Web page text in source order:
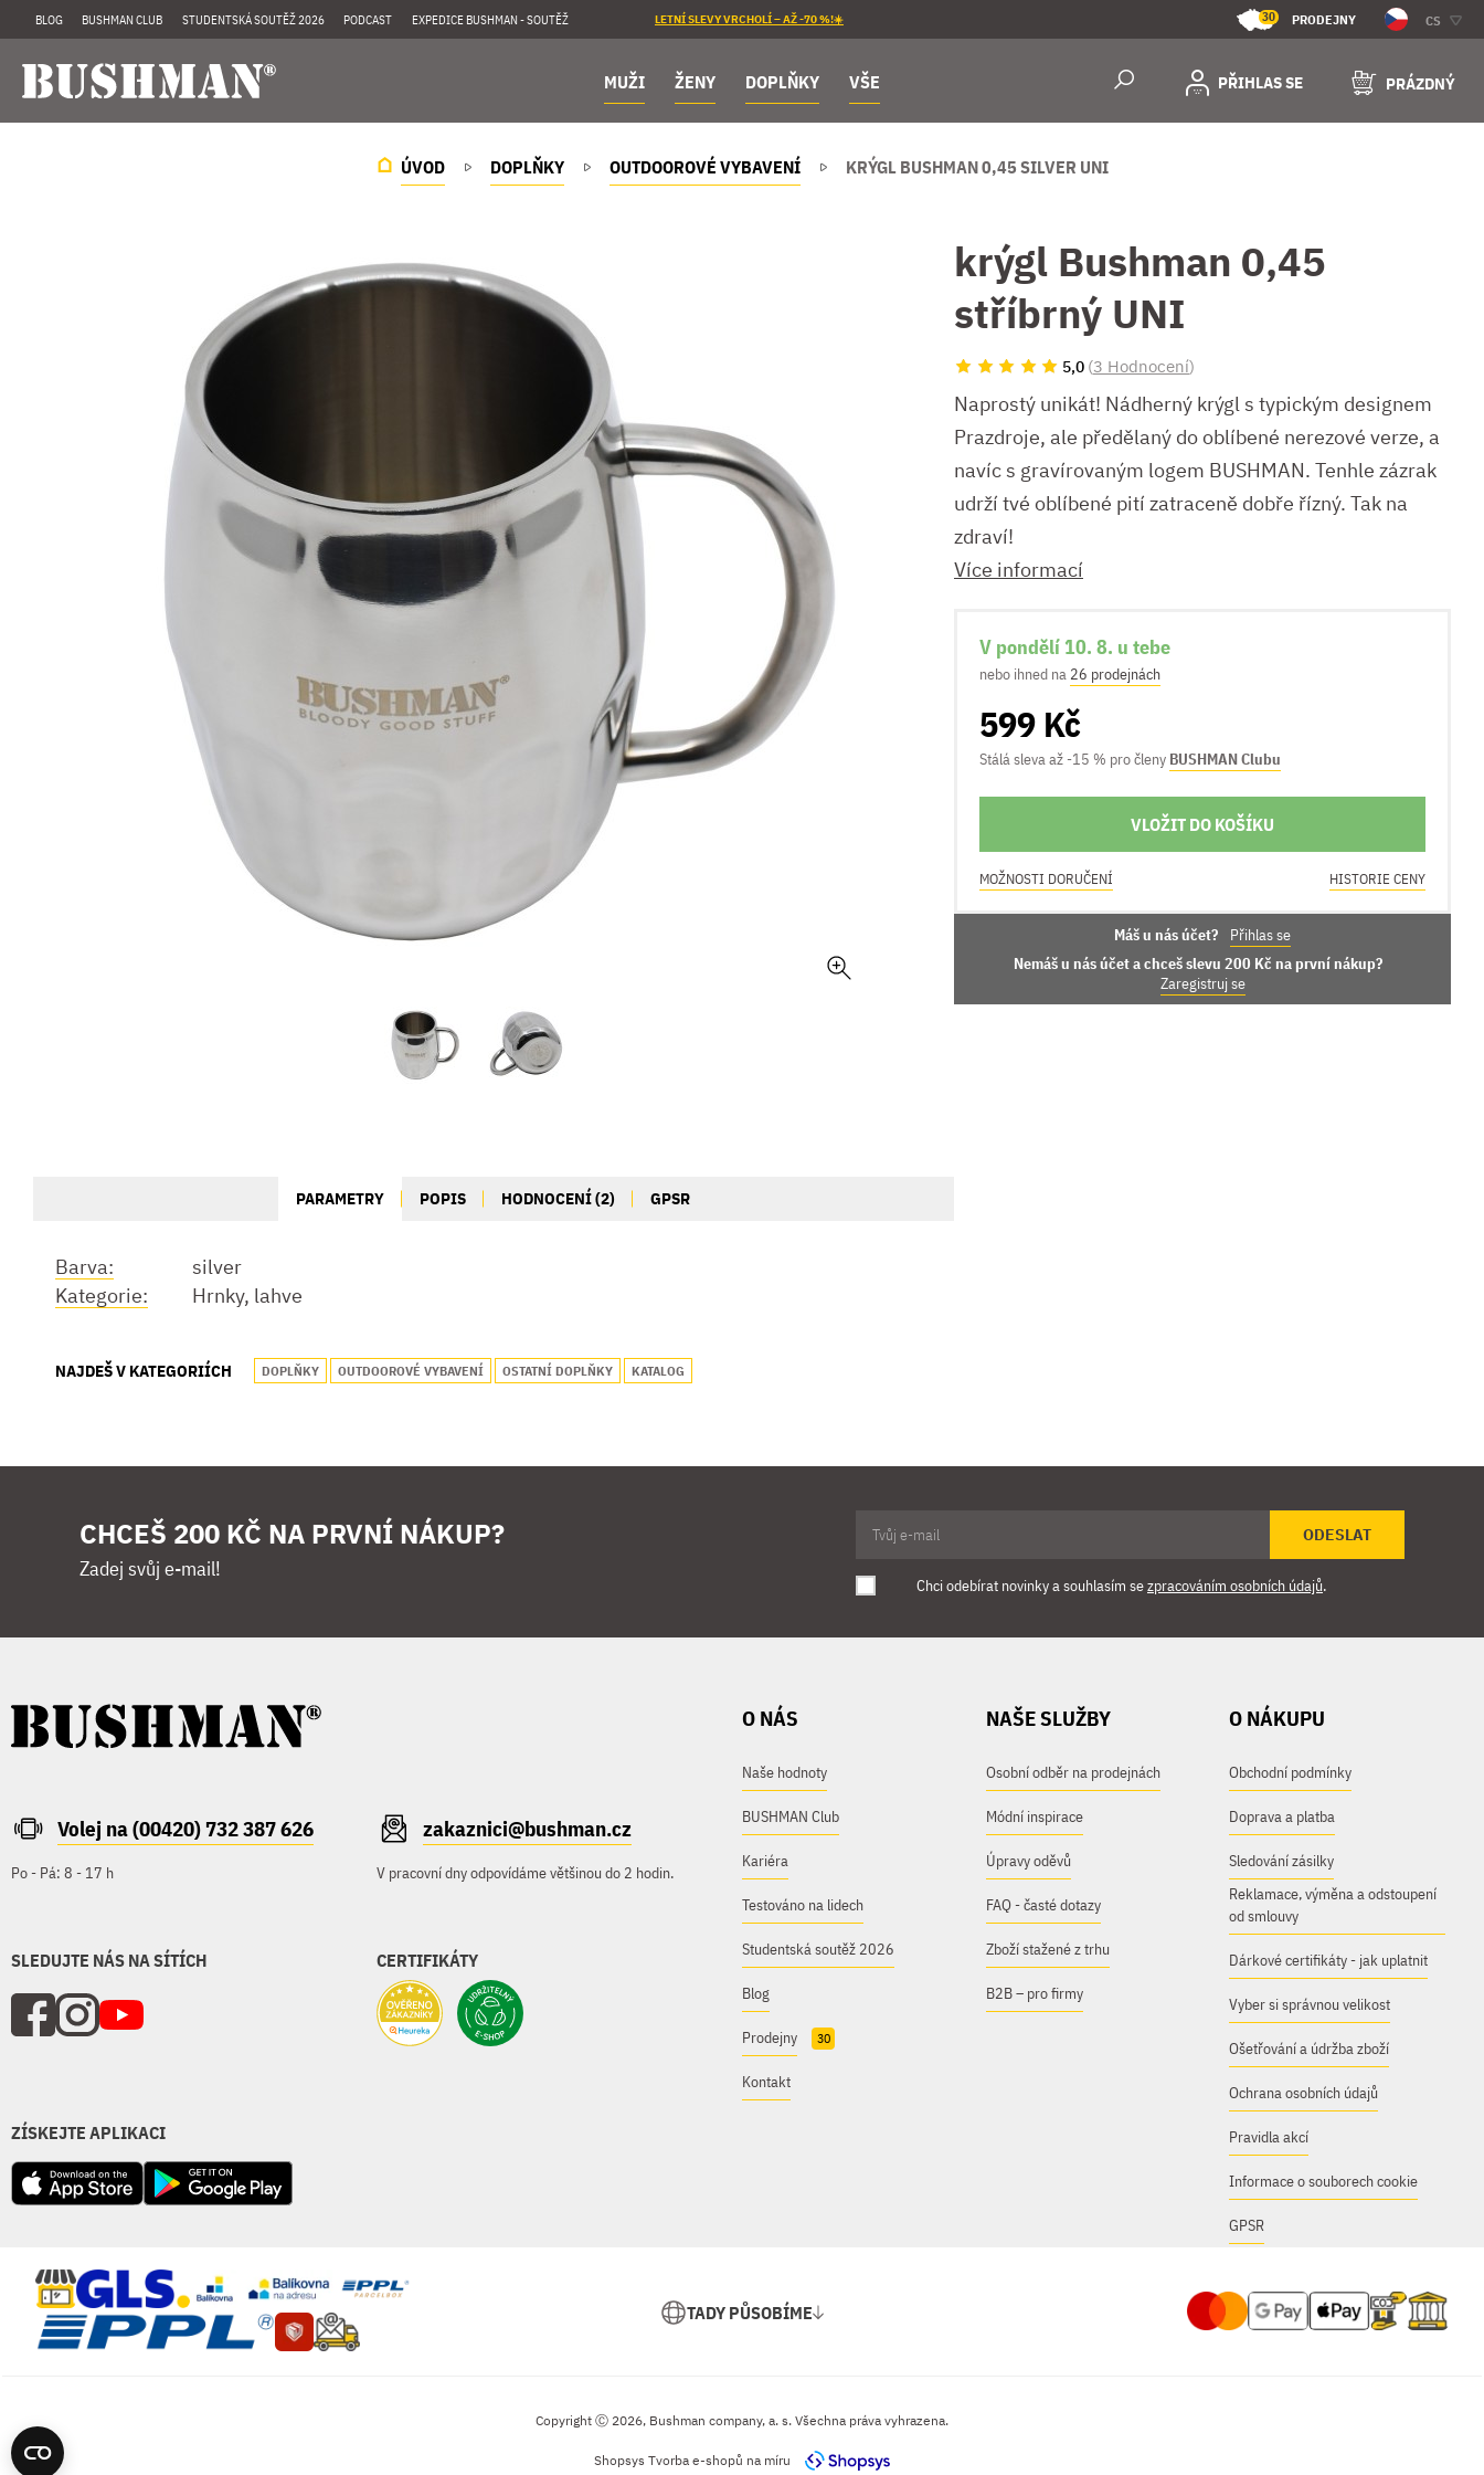
BLOG BUSHMAN CLUB STUDENTSKÁ SOUTĚŽ 2026 PODCAST EXPEDICE BUSHMAN - SOUTĚŽ LETNÍ SLEVY VRCHOLÍ – AŽ -70 %!☀️ 30 PRODEJNY CS
MUŽI ŽENY DOPLŇKY VŠE PŘIHLAS SE PRÁZDNÝ
ÚVOD DOPLŇKY OUTDOOROVÉ VYBAVENÍ KRÝGL BUSHMAN 0,45 SILVER UNI
krýgl Bushman 0,45
stříbrný UNI
5,0 (3 Hodnocení)
Naprostý unikát! Nádherný krýgl s typickým designem
Prazdroje, ale předělaný do oblíbené nerezové verze, a
navíc s gravírovaným logem BUSHMAN. Tenhle zázrak
udrží tvé oblíbené pití zatraceně dobře řízný. Tak na
zdraví!
Více informací
V pondělí 10. 8. u tebe
nebo ihned na 26 prodejnách
599 Kč
Stálá sleva až -15 % pro členy BUSHMAN Clubu
VLOŽIT DO KOŠÍKU
MOŽNOSTI DORUČENÍ HISTORIE CENY
Máš u nás účet?
Přihlas se
Nemáš u nás účet a chceš slevu 200 Kč na první nákup?
Zaregistruj se
PARAMETRY POPIS HODNOCENÍ (2) GPSR
Barva:
silver
Kategorie:
Hrnky, lahve
NAJDEŠ V KATEGORIÍCH DOPLŇKY OUTDOOROVÉ VYBAVENÍ OSTATNÍ DOPLŇKY KATALOG
CHCEŠ 200 KČ NA PRVNÍ NÁKUP?
Zadej svůj e-mail!
ODESLAT
Chci odebírat novinky a souhlasím sezpracováním osobních údajů.
Volej na (00420) 732 387 626
Po - Pá: 8 - 17 h
zakaznici@bushman.cz
V pracovní dny odpovídáme většinou do 2 hodin.
SLEDUJTE NÁS NA SÍTÍCH CERTIFIKÁTY
ZÍSKEJTE APLIKACI
O NÁS
Naše hodnoty
BUSHMAN Club
Kariéra
Testováno na lidech
Studentská soutěž 2026
Blog
Prodejny 30
Kontakt
NAŠE SLUŽBY
Osobní odběr na prodejnách
Módní inspirace
Úpravy oděvů
FAQ - časté dotazy
Zboží stažené z trhu
B2B – pro firmy
O NÁKUPU
Obchodní podmínky
Doprava a platba
Sledování zásilky
Reklamace, výměna a odstoupení
od smlouvy
Dárkové certifikáty - jak uplatnit
Vyber si správnou velikost
Ošetřování a údržba zboží
Ochrana osobních údajů
Pravidla akcí
Informace o souborech cookie
GPSR
TADY PŮSOBÍME
Copyright Ⓒ 2026, Bushman company, a. s. Všechna práva vyhrazena.
Shopsys Tvorba e-shopů na míru